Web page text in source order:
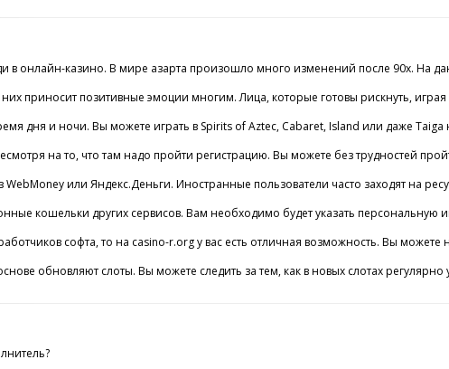
онлайн-казино. В мире азарта произошло много изменений после 90х. На
приносит позитивные эмоции многим. Лица, которые готовы рискнуть,
дня и ночи. Вы можете играть в Spirits of Aztec, Cabaret, Island или даже
на то, что там надо пройти регистрацию. Вы можете без трудностей
или Яндекс.Деньги. Иностранные пользователи часто заходят на
кошельки других сервисов. Вам необходимо будет указать
софта, то на casino-r.org у вас есть отличная возможность. Вы
обновляют слоты. Вы можете следить за тем, как в новых слотах